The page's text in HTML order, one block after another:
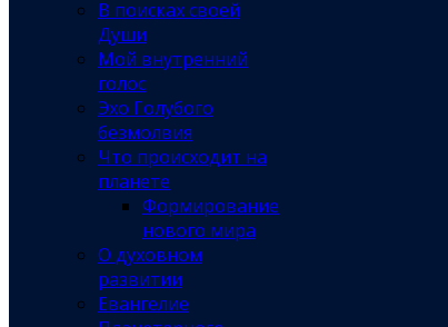
В поисках своей
Души
Мой внутренний
голос
Эхо Голубого
безмолвия
Что происходит на
планете
Формирование
нового мира
О духовном
развитии
Евангелие